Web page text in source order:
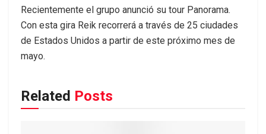
Recientemente el grupo anunció su tour Panorama.
Con esta gira Reik recorrerá a través de 25 ciudades
de Estados Unidos a partir de este próximo mes de
mayo.
Related Posts